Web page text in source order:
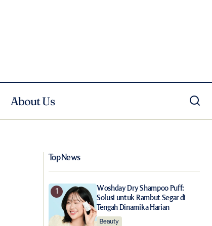
About Us
Top News
Woshday Dry Shampoo Puff:
Solusi untuk Rambut Segar di
Tengah Dinamika Harian
Beauty